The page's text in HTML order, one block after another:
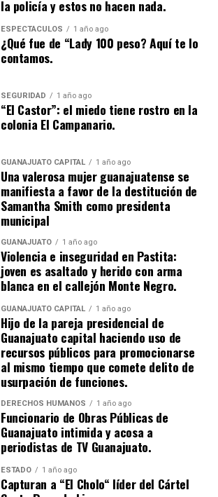
la policía y estos no hacen nada.
ESPECTÁCULOS 1 año ago
¿Qué fue de “Lady 100 peso? Aquí te lo
contamos.
SEGURIDAD 1 año ago
“El Castor”: el miedo tiene rostro en la
colonia El Campanario.
GUANAJUATO CAPITAL 1 año ago
Una valerosa mujer guanajuatense se
manifiesta a favor de la destitución de
Samantha Smith como presidenta
municipal
GUANAJUATO 1 año ago
Violencia e inseguridad en Pastita:
joven es asaltado y herido con arma
blanca en el callejón Monte Negro.
GUANAJUATO CAPITAL 1 año ago
Hijo de la pareja presidencial de
Guanajuato capital haciendo uso de
recursos públicos para promocionarse
al mismo tiempo que comete delito de
usurpación de funciones.
DERECHOS HUMANOS 1 año ago
Funcionario de Obras Públicas de
Guanajuato intimida y acosa a
periodistas de TV Guanajuato.
ESTADO 1 año ago
Capturan a “El Cholo“ líder del Cártel